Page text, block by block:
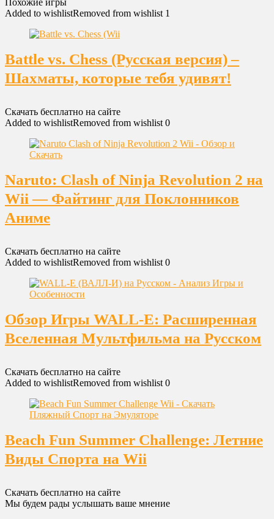
Похожие игры
Added to wishlistRemoved from wishlist 1
Battle vs. Chess (Русская версия) –
Шахматы, которые тебя удивят!
Скачать бесплатно на сайте
Added to wishlistRemoved from wishlist 0
Naruto: Clash of Ninja Revolution 2 на
Wii — Файтинг для Поклонников
Аниме
Скачать бесплатно на сайте
Added to wishlistRemoved from wishlist 0
Обзор Игры WALL-E: Расширенная
Вселенная Мультфильма на Русском
Скачать бесплатно на сайте
Added to wishlistRemoved from wishlist 0
Beach Fun Summer Challenge: Летние
Виды Спорта на Wii
Скачать бесплатно на сайте
Мы будем рады услышать ваше мнение